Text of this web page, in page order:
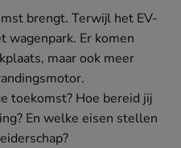
brengt. Terwijl het EV-
wagenpark. Er komen
maar ook meer
toekomst? Hoe bereid jij
En welke eisen stellen